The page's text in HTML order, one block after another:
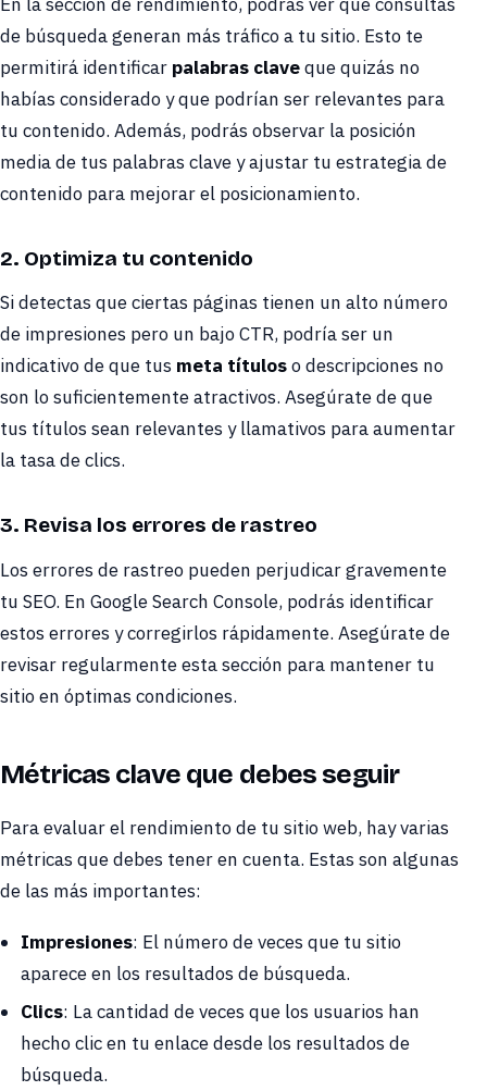
de búsqueda generan más tráfico a tu sitio. Esto te
permitirá identificar palabras claveque quizás no
habías considerado y que podrían ser relevantes para
tu contenido. Además, podrás observar la posición
media de tus palabras clave y ajustar tu estrategia de
contenido para mejorar el posicionamiento.
2. Optimiza tu contenido
Si detectas que ciertas páginas tienen un alto número
de impresiones pero un bajo CTR, podría ser un
indicativo de que tus meta títuloso descripciones no
son lo suficientemente atractivos. Asegúrate de que
tus títulos sean relevantes y llamativos para aumentar
la tasa de clics.
3. Revisa los errores de rastreo
Los errores de rastreo pueden perjudicar gravemente
tu SEO. En Google Search Console, podrás identificar
estos errores y corregirlos rápidamente. Asegúrate de
revisar regularmente esta sección para mantener tu
sitio en óptimas condiciones.
Métricas clave que debes seguir
Para evaluar el rendimiento de tu sitio web, hay varias
métricas que debes tener en cuenta. Estas son algunas
de las más importantes:
Impresiones: El número de veces que tu sitio
aparece en los resultados de búsqueda.
Clics: La cantidad de veces que los usuarios han
hecho clic en tu enlace desde los resultados de
búsqueda.